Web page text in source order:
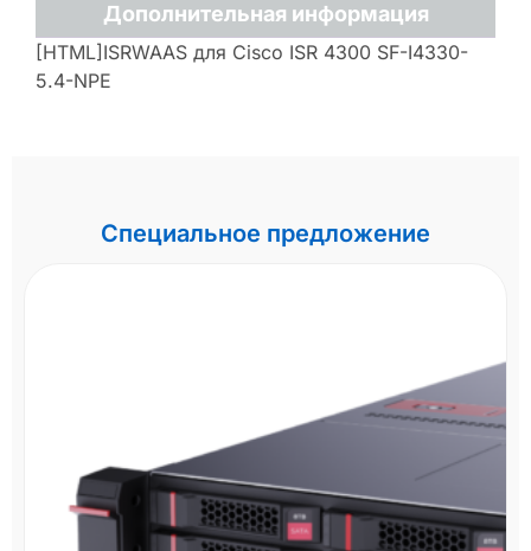
Дополнительная информация
[HTML]ISRWAAS для Cisco ISR 4300 SF-I4330-
5.4-NPE
Специальное предложение